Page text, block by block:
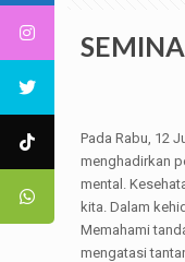
Pada Rabu, 12
menghadirkan
mental.
kita. Dalam
Memahami
mengatasi